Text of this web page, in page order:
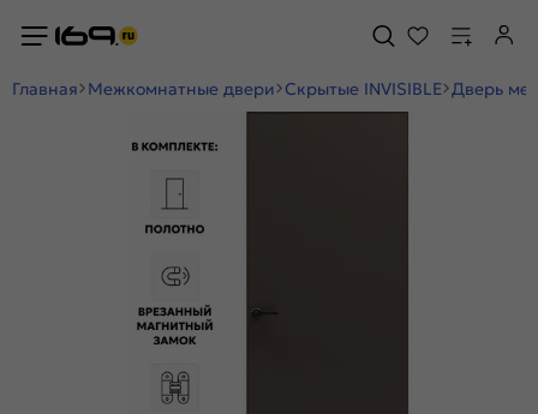
Главная Межкомнатные двери Скрытые INVISIBLE Дверь